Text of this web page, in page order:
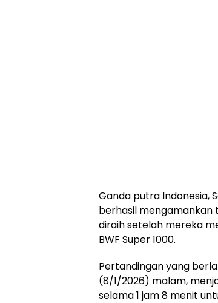
Ganda putra Indonesia,
berhasil mengamankan
diraih setelah mereka
BWF Super 1000.
Pertandingan yang
(8/1/2026) malam,
selama 1 jam 8 menit